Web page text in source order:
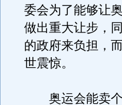
委会为了能够让
做出重大让步，
的政府来负担，
世震惊。
奥运会能卖个